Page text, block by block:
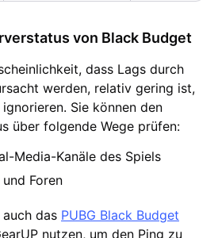
von Black Budget
dass Lags durch
werden, relativ gering ist,
Sie können den
über folgende Wege prüfen:
Media-Kanäle des Spiels
Foren
das PUBG Black Budget
nutzen, um den Ping zu